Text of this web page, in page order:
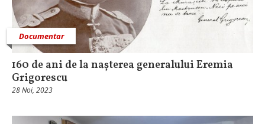
Documentar
160 de ani de la nașterea generalului Eremia
Grigorescu
28 Noi, 2023